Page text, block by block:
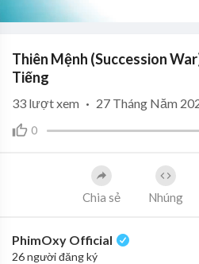
Thiên Mệnh (Succession
Tiếng
0
33 lượt xem · 27 Tháng Năm
Chia sẻ Nhúng
PhimOxy Official
26 người đăng ký